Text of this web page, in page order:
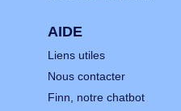
AIDE
Liens utiles
Nous contacter
Finn, notre chatbot